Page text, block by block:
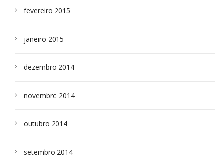
fevereiro 2015
janeiro 2015
dezembro 2014
novembro 2014
outubro 2014
setembro 2014